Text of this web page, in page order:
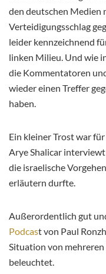
den deutschen Medien
Verteidigungsschlag
leider kennzeichnend
linken Milieu. Und wie
die Kommentatoren
wieder einen Treffer
haben.
Ein kleiner Trost war
Arye Shalicar
die israelische
erläutern durfte.
Außerordentlich gut
Podcast von Paul
Situation von mehreren
beleuchtet.